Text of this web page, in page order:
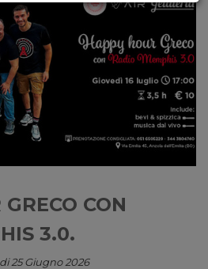
CON
3.0.
25 Giugno 2026